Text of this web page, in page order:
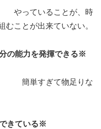
ていることが、時
むことが出来ていない。
の能力を発揮できる※
単すぎて物足りな
できている※